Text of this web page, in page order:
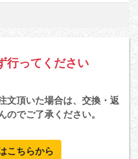
行ってください
文頂いた場合は、交換・返
のでご了承ください。
こちらから